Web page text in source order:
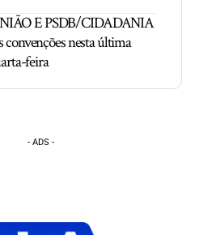
E PSDB/CIDADANIA
convenções nesta última
feira
- ADS -